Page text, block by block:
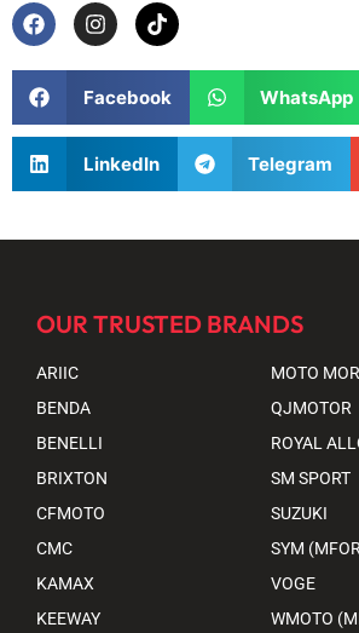
Facebook WhatsApp
LinkedIn Telegram
OUR TRUSTED BRANDS
ARIIC
BENDA
BENELLI
BRIXTON
CFMOTO
CMC
KAMAX
KEEWAY
MOTO
QJMOTOR
ROYAL
SM SPORT
SUZUKI
SYM
VOGE
WMOTO